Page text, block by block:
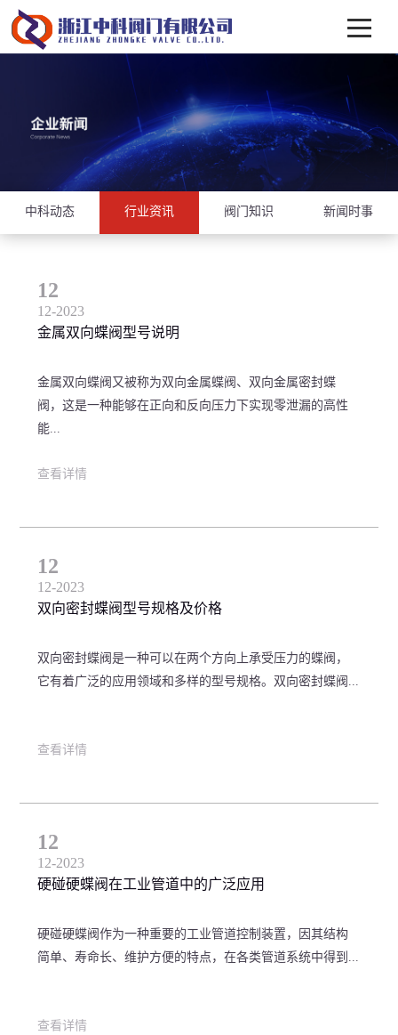
中科动态 行业资讯 阀门知识 新闻时事
12
12-2023
金属双向蝶阀型号说明
金属双向蝶阀又被称为双向金属蝶阀、双向金属密封蝶
阀，这是一种能够在正向和反向压力下实现零泄漏的高性
能...
查看详情
12
12-2023
双向密封蝶阀型号规格及价格
双向密封蝶阀是一种可以在两个方向上承受压力的蝶阀，
它有着广泛的应用领域和多样的型号规格。双向密封蝶阀...
查看详情
12
12-2023
硬碰硬蝶阀在工业管道中的广泛应用
硬碰硬蝶阀作为一种重要的工业管道控制装置，因其结构
简单、寿命长、维护方便的特点，在各类管道系统中得到...
查看详情